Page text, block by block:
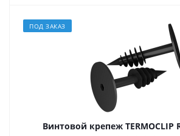
ПОД ЗАКАЗ
Винтовой крепеж TERMOCLIP